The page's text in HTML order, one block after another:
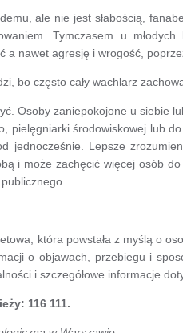
ale nie jest słabością,
Tymczasem u
a nawet agresję i wrogość,
bo często cały wachlarz
Osoby zaniepokojone u siebie
pielęgniarki środowiskowej lub
jednocześnie. Lepsze
i może zachęcić więcej osób
która powstała z myślą o
o objawach, przebiegu i
i szczegółowe informacje
116 111.